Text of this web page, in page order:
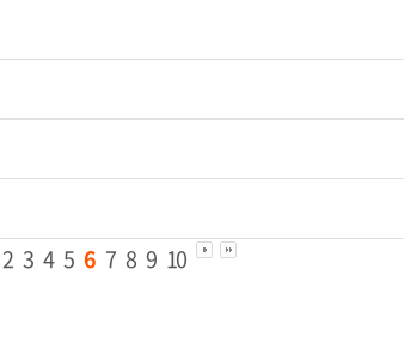
2 3 4 5 6 7 8 9 10